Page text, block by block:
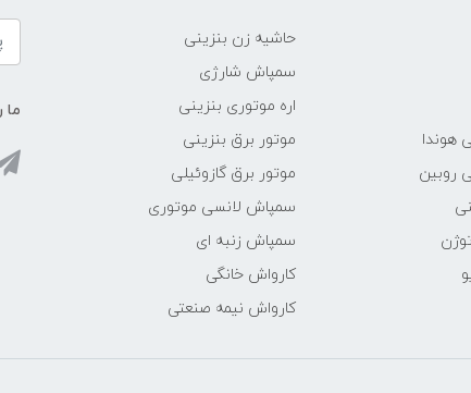
هوندا
روبین
حاشیه زن بنزینی
سمپاش شارژی
اره موتوری بنزینی
موتور برق بنزینی
موتور برق گازوئیلی
سمپاش لانسی موتوری
سمپاش زنبه ای
کارواش خانگی
کارواش نیمه صنعتی
ما